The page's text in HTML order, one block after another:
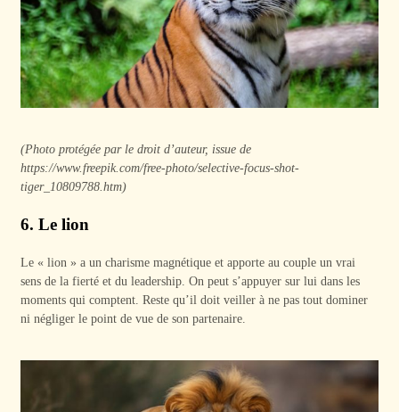
(Photo protégée par le droit d’auteur, issue de
https://www.freepik.com/free-photo/selective-focus-shot-
tiger_10809788.htm)
6. Le lion
Le « lion » a un charisme magnétique et apporte au couple un vrai
sens de la fierté et du leadership. On peut s’appuyer sur lui dans les
moments qui comptent. Reste qu’il doit veiller à ne pas tout dominer
ni négliger le point de vue de son partenaire.